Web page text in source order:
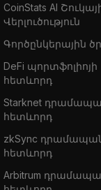
CoinStats AI
Վերլուծություն
Գործընկերային
DeFi պորտֆոլիոյի
հետևորդ
Starknet
հետևորդ
zkSync
հետևորդ
Arbitrum